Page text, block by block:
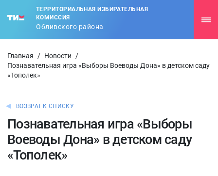
ТЕРРИТОРИАЛЬНАЯ ИЗБИРАТЕЛЬНАЯ
КОМИССИЯ
Обливского района
Главная / Новости
/
Познавательная игра «Выборы Воеводы Дона» в детском саду
«Тополек»
ВОЗВРАТ К СПИСКУ
Познавательная игра «Выборы
Воеводы Дона» в детском саду
«Тополек»